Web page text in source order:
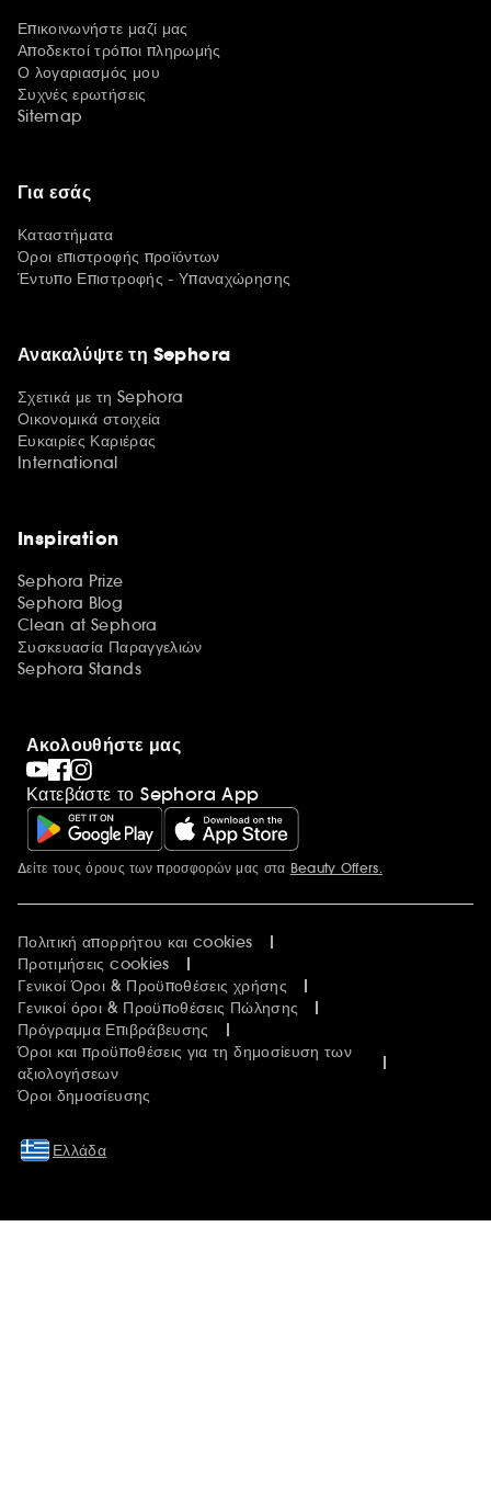
Επικοινωνήστε μαζί μας
Αποδεκτοί τρόποι πληρωμής
Ο λογαριασμός μου
Συχνές ερωτήσεις
Sitemap
Για εσάς
Καταστήματα
Όροι επιστροφής προϊόντων
Έντυπο Επιστροφής - Υπαναχώρησης
Ανακαλύψτε τη Sephora
Σχετικά με τη Sephora
Οικονομικά στοιχεία
Ευκαιρίες Καριέρας
International
Inspiration
Sephora Prize
Sephora Blog
Clean at Sephora
Συσκευασία Παραγγελιών
Sephora Stands
Ακολουθήστε μας
Κατεβάστε το Sephora App
Περισσότερες πληροφορίες
Δείτε τους όρους των προσφορών μας στα Beauty Offers.
Πολιτική απορρήτου και cookies
Προτιμήσεις cookies
Γενικοί Όροι & Προϋποθέσεις χρήσης
Γενικοί όροι & Προϋποθέσεις Πώλησης
Πρόγραμμα Επιβράβευσης
Όροι και προϋποθέσεις για τη δημοσίευση των
αξιολογήσεων
Όροι δημοσίευσης
Ελλάδα